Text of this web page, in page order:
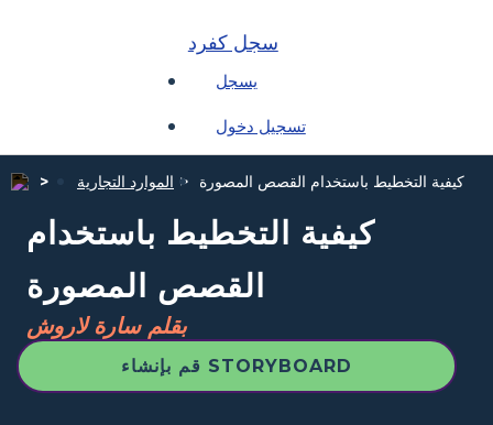
سجل كفرد
يسجل
تسجيل دخول
الموارد التجارية كيفية التخطيط باستخدام القصص المصورة
كيفية التخطيط باستخدام
القصص المصورة
بقلم سارة لاروش
قم بإنشاء STORYBOARD